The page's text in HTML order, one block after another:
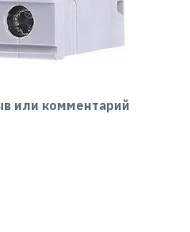
или комментарий